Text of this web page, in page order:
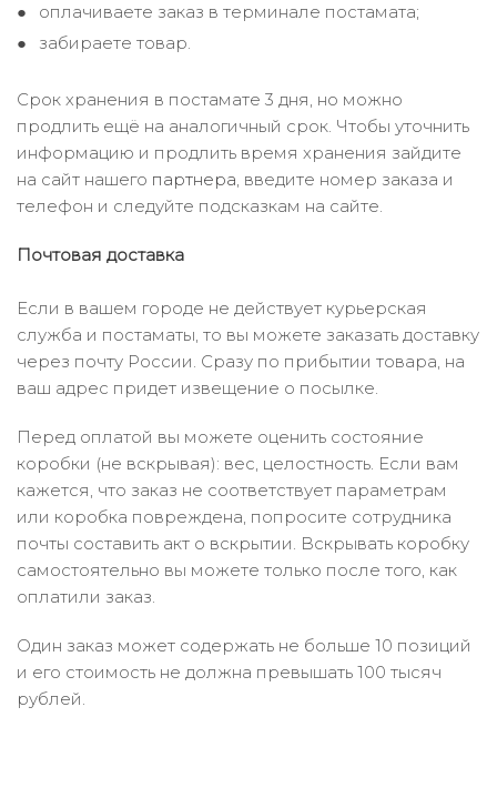
оплачиваете заказ в терминале постамата;
забираете товар.
Срок хранения в постамате 3 дня, но можно
продлить ещё на аналогичный срок. Чтобы уточнить
информацию и продлить время хранения зайдите
на сайт нашего партнера, введите номер заказа и
телефон и следуйте подсказкам на сайте.
Почтовая доставка
Если в вашем городе не действует курьерская
служба и постаматы, то вы можете заказать доставку
через почту России. Сразу по прибытии товара, на
ваш адрес придет извещение о посылке.
Перед оплатой вы можете оценить состояние
коробки (не вскрывая): вес, целостность. Если вам
кажется, что заказ не соответствует параметрам
или коробка повреждена, попросите сотрудника
почты составить акт о вскрытии. Вскрывать коробку
самостоятельно вы можете только после того, как
оплатили заказ.
Один заказ может содержать не больше 10 позиций
и его стоимость не должна превышать 100 тысяч
рублей.